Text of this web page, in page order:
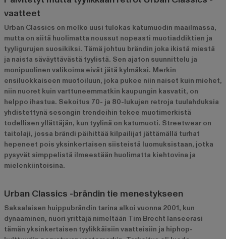
vaatteet
Urban Classics on melko uusi tulokas katumuodin maailmassa,
mutta on siitä huolimatta noussut nopeasti muotiaddiktien ja
tyyligurujen suosikiksi. Tämä johtuu brändin joka ikistä miestä
ja naista säväyttävästä tyylistä. Sen ajaton suunnittelu ja
monipuolinen valikoima eivät jätä kylmäksi. Merkin
ensiluokkaiseen muotoiluun, joka pukee niin naiset kuin miehet,
niin nuoret kuin varttuneemmatkin kaupungin kasvatit, on
helppo ihastua. Sekoitus 70- ja 80-lukujen retroja tuulahduksia
yhdistettynä sesongin trendeihin tekee muotimerkistä
todellisen yllättäjän, kun tyylinä on katumuoti. Streetwear on
taitolaji, jossa brändi päihittää kilpailijat jättämällä turhat
hepeneet pois yksinkertaisen siisteistä luomuksistaan, jotka
pysyvät simppelistä ilmeestään huolimatta kiehtovina ja
mielenkiintoisina.
Urban Classics -brändin tie menestykseen
Saksalaisen huippubrändin tarina alkoi vuonna 2001, kun
dynaaminen, nuori yrittäjä nimeltään Tim Brecht lanseerasi
tämän yksinkertaisen tyylikkäisiin vaatteisiin ja hiphop-